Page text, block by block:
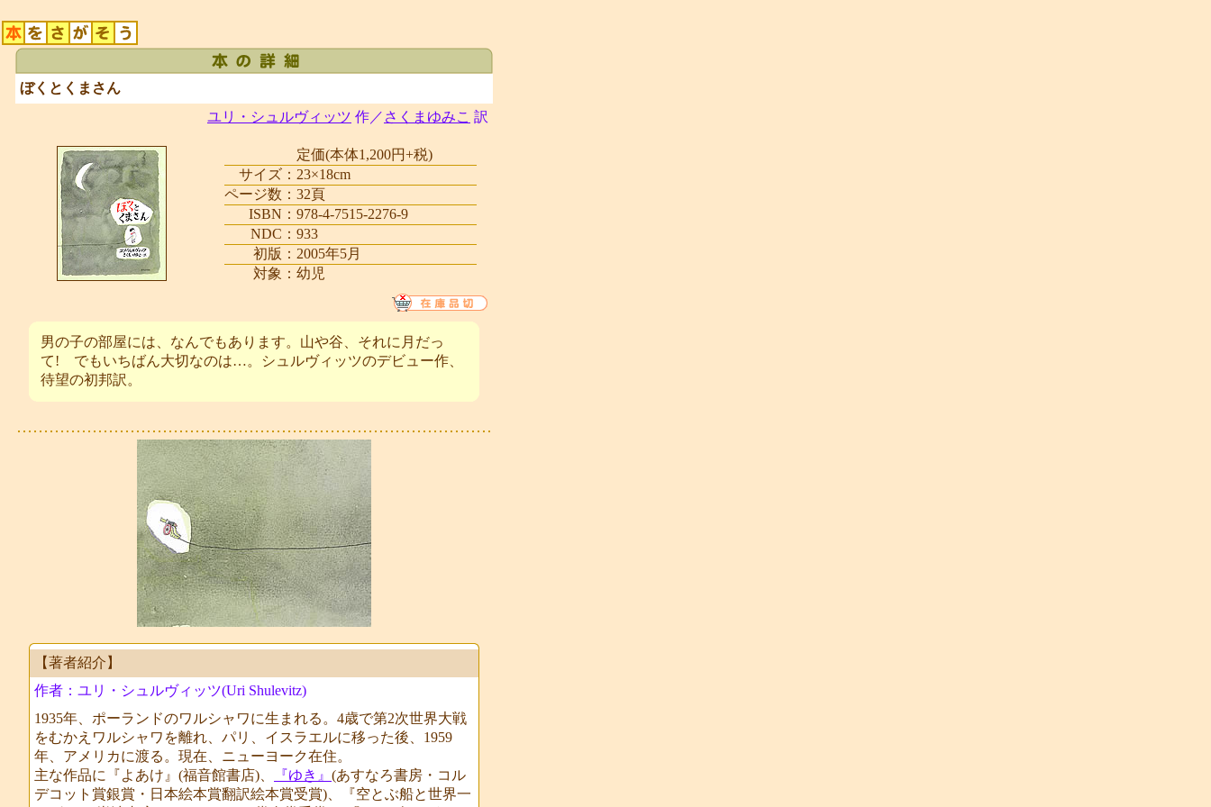
ぼくとくまさん
ユリ・シュルヴィッツ 作／ さくまゆみこ 訳
定価(本体1,200円+税)
サイズ： 23×18cm
ページ数： 32頁
ISBN： 978-4-7515-2276-9
NDC： 933
初版： 2005年5月
対象： 幼児
男の子の部屋には、なんでもあります。山や谷、それに月だっ
て! でもいちばん大切なのは…。シュルヴィッツのデビュー作、
待望の初邦訳。
【著者紹介】
作者：ユリ・シュルヴィッツ(Uri Shulevitz)
1935年、ポーランドのワルシャワに生まれる。4歳で第2次世界大戦
をむかえワルシャワを離れ、パリ、イスラエルに移った後、1959
年、アメリカに渡る。現在、ニューヨーク在住。
主な作品に『よあけ』(福音館書店)、
『ゆき』 (あすなろ書房・コル
デコット賞銀賞・日本絵本賞翻訳絵本賞受賞)、『空とぶ船と世界一